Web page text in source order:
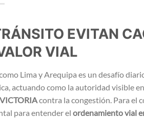
EVITAN
VIAL
Lima y Arequipa es un desafío
actuando como la autoridad visible
VICTORIAcontra la congestión. Para el
para entender el ordenamiento vial